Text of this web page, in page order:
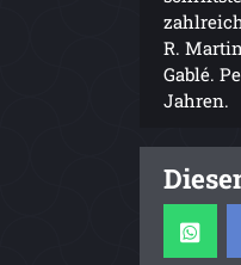
R.
Gablé.
Jahren.